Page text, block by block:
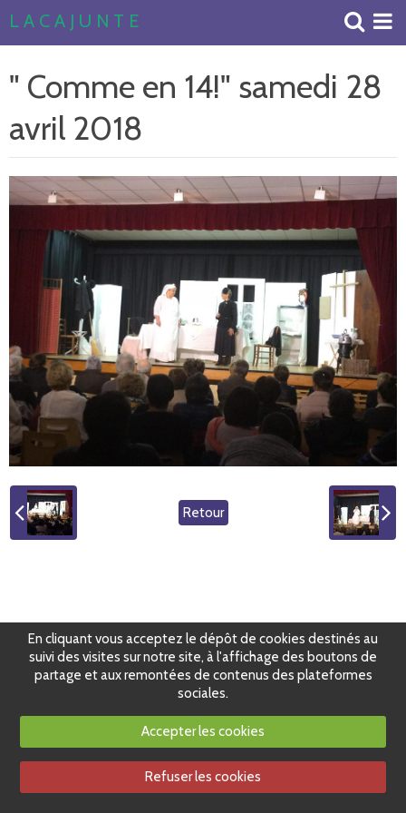
L A C A J U N T E
Accueil
Album Photos
" Comme en 14!" samedi 28
avril 2018
Retour
En cliquant vous acceptez le dépôt de cookies destinés au
suivi des visites sur notre site, à l'affichage des boutons de
partage et aux remontées de contenus des plateformes
sociales.
Accepter les cookies
Refuser les cookies